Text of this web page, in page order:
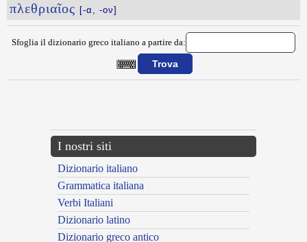
πλεθριαῖος [-α, -ον]
Sfoglia il dizionario greco italiano a partire da:
I nostri siti
Dizionario italiano
Grammatica italiana
Verbi Italiani
Dizionario latino
Dizionario greco antico